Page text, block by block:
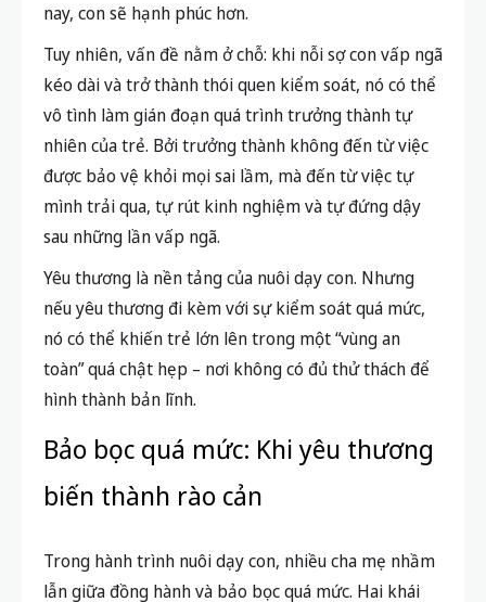
nay, con sẽ hạnh phúc hơn.
Tuy nhiên, vấn đề nằm ở chỗ: khi nỗi sợ con vấp ngã
kéo dài và trở thành thói quen kiểm soát, nó có thể
vô tình làm gián đoạn quá trình trưởng thành tự
nhiên của trẻ. Bởi trưởng thành không đến từ việc
được bảo vệ khỏi mọi sai lầm, mà đến từ việc tự
mình trải qua, tự rút kinh nghiệm và tự đứng dậy
sau những lần vấp ngã.
Yêu thương là nền tảng của nuôi dạy con. Nhưng
nếu yêu thương đi kèm với sự kiểm soát quá mức,
nó có thể khiến trẻ lớn lên trong một “vùng an
toàn” quá chật hẹp – nơi không có đủ thử thách để
hình thành bản lĩnh.
Bảo bọc quá mức: Khi yêu thương
biến thành rào cản
Trong hành trình nuôi dạy con, nhiều cha mẹ nhầm
lẫn giữa đồng hành và bảo bọc quá mức. Hai khái